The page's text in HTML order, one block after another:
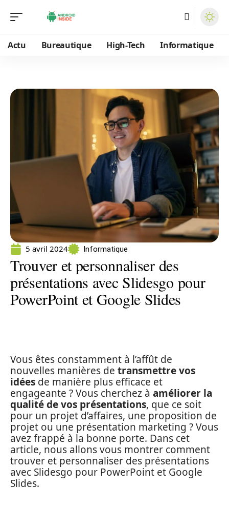
Actu Bureautique High-Tech Informatique
5 avril 2024 Informatique
Trouver et personnaliser des
présentations avec Slidesgo pour
PowerPoint et Google Slides
Vous êtes constamment à l’affût de
nouvelles manières de transmettre vos
idées de manière plus efficace et
engageante ? Vous cherchez à améliorer la
qualité de vos présentations, que ce soit
pour un projet d’affaires, une proposition de
projet ou une présentation marketing ? Vous
avez frappé à la bonne porte. Dans cet
article, nous allons vous montrer comment
trouver et personnaliser des présentations
avec Slidesgo pour PowerPoint et Google
Slides.